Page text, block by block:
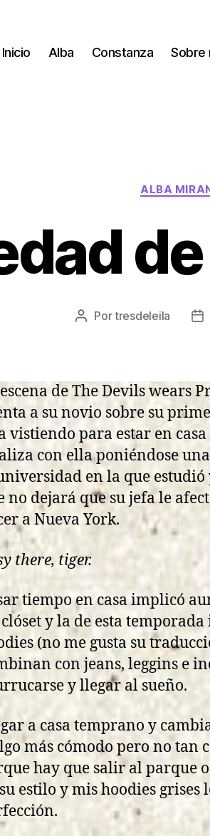
Inicio Alba Constanza Sobre
ALBA
Autor
Portresdeleila
de The Devils wears
a su novio sobre su
vistiendo para estar en
con ella poniéndose
en la que
no dejará que su jefa le
a Nueva York.
there, tiger.
tiempo en casa implicó
y la de esta
(no me gusta su
con jeans, leggins e
y llegar al sueño.
a casa temprano y
más cómodo pero no tan
hay que salir al parque
estilo y mis hoodies grises